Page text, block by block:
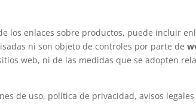
enlaces sobre productos, puede incluir
ni son objeto de controles por parte de
web, ni de las medidas que se adopten
de uso, política de privacidad, avisos